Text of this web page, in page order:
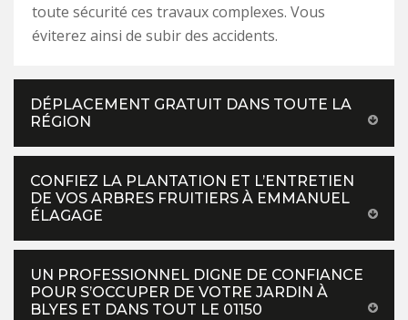
toute sécurité ces travaux complexes. Vous
éviterez ainsi de subir des accidents.
DÉPLACEMENT GRATUIT DANS TOUTE LA
RÉGION
CONFIEZ LA PLANTATION ET L’ENTRETIEN
DE VOS ARBRES FRUITIERS À EMMANUEL
ÉLAGAGE
UN PROFESSIONNEL DIGNE DE CONFIANCE
POUR S’OCCUPER DE VOTRE JARDIN À
BLYES ET DANS TOUT LE 01150